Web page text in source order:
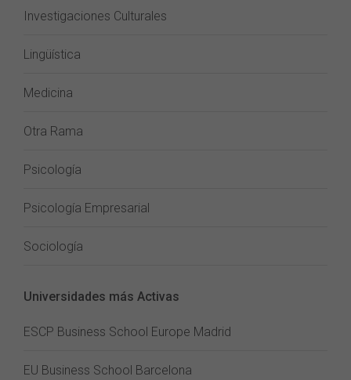
Investigaciones Culturales
Lingüística
Medicina
Otra Rama
Psicología
Psicología Empresarial
Sociología
Universidades más Activas
ESCP Business School Europe Madrid
EU Business School Barcelona